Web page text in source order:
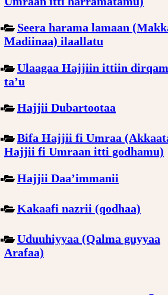
Seera harama lamaan
Madiinaa) ilaallatu
Ulaagaa Hajjiin ittiin
ta’u
Hajjii Dubartootaa
Bifa Hajjii fi Umraa
Hajjii fi Umraan itti godhamu)
Hajjii Daa’immanii
Kakaafi nazrii (qodhaa)
Uduuhiyyaa (Qalma guyyaa
Arafaa)